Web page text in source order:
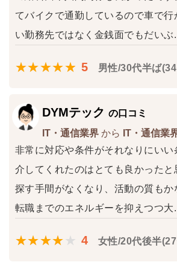
てバイクで通勤しているので車で行
い勤務先ではなく金銭面でもだいぶ
5 男性/30代半ば
DYMテック の口コミ
IT・通信業界 から IT・通信業
非常に対応や条件がそれなりにいい
介してくれたのはとても良かった
探す手間がなくなり、活動の質もか
転職までのエネルギーを抑えつつ大
4 女性/20代後半